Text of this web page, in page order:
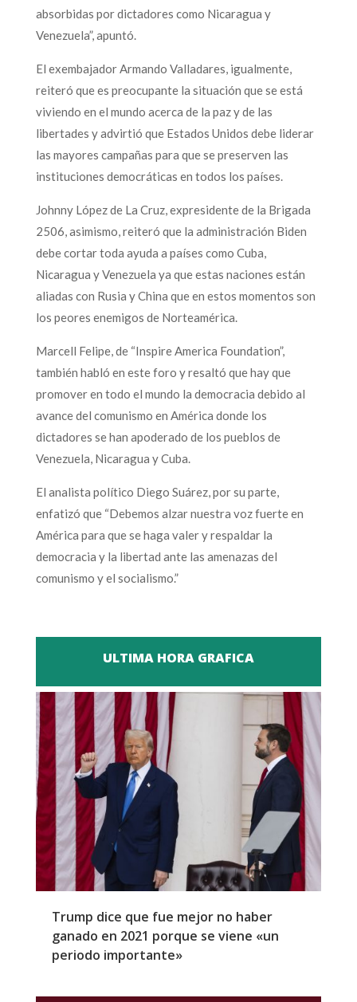
absorbidas por dictadores como Nicaragua y
Venezuela”, apuntó.
El exembajador Armando Valladares, igualmente,
reiteró que es preocupante la situación que se está
viviendo en el mundo acerca de la paz y de las
libertades y advirtió que Estados Unidos debe liderar
las mayores campañas para que se preserven las
instituciones democráticas en todos los países.
Johnny López de La Cruz, expresidente de la Brigada
2506, asimismo, reiteró que la administración Biden
debe cortar toda ayuda a países como Cuba,
Nicaragua y Venezuela ya que estas naciones están
aliadas con Rusia y China que en estos momentos son
los peores enemigos de Norteamérica.
Marcell Felipe, de “Inspire America Foundation”,
también habló en este foro y resaltó que hay que
promover en todo el mundo la democracia debido al
avance del comunismo en América donde los
dictadores se han apoderado de los pueblos de
Venezuela, Nicaragua y Cuba.
El analista político Diego Suárez, por su parte,
enfatizó que “Debemos alzar nuestra voz fuerte en
América para que se haga valer y respaldar la
democracia y la libertad ante las amenazas del
comunismo y el socialismo.”
ULTIMA HORA GRAFICA
Trump dice que fue mejor no haber
ganado en 2021 porque se viene «un
periodo importante»